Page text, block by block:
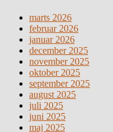
marts 2026
februar 2026
januar 2026
december 2025
november 2025
oktober 2025
september 2025
august 2025
juli 2025
juni 2025
maj 2025